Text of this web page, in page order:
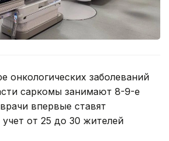
онкологических заболеваний
саркомы занимают 8-9-е
впервые ставят
от 25 до 30 жителей